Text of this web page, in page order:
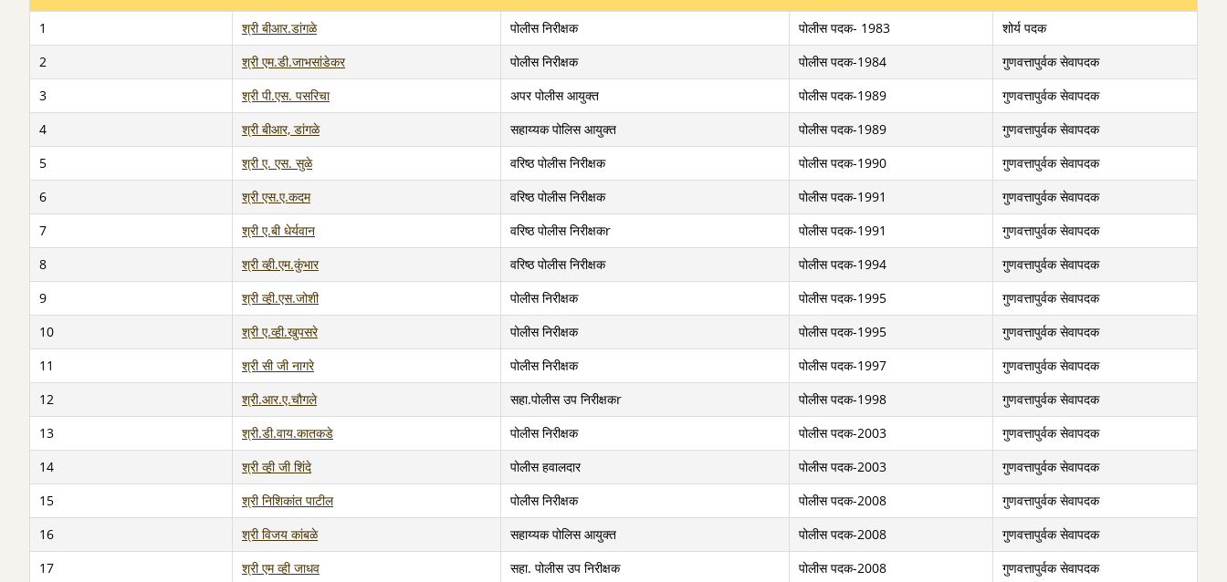
1 श्री बीआर.डांगळे पोलीस निरीक्षक पोलीस पदक- 1983
शोर्य पदक
2
श्री एम.डी.जाभसांडेकर पोलीस निरीक्षक पोलीस पदक-1984
गुणवत्तापुर्वक सेवापदक
3
श्री पी.एस. पसरिचा अपर पोलीस आयुक्त पोलीस पदक-1989
गुणवत्तापुर्वक सेवापदक
4
श्री बीआर, डांगळे सहाय्यक पोलिस आयुक्त पोलीस पदक-1989
गुणवत्तापुर्वक सेवापदक
5
श्री ए. एस. सुळे वरिष्ठ पोलीस निरीक्षक पोलीस पदक-1990
गुणवत्तापुर्वक सेवापदक
6
श्री एस.ए.कदम वरिष्ठ पोलीस निरीक्षक पोलीस पदक-1991
गुणवत्तापुर्वक सेवापदक
7
श्री ए.बी धेर्यवान वरिष्ठ पोलीस निरीक्षकr पोलीस पदक-1991
गुणवत्तापुर्वक सेवापदक
8
श्री व्ही.एम.कुंभार वरिष्ठ पोलीस निरीक्षक पोलीस पदक-1994
गुणवत्तापुर्वक सेवापदक
9
श्री व्ही.एस.जोशी पोलीस निरीक्षक पोलीस पदक-1995
गुणवत्तापुर्वक सेवापदक
10
श्री ए.व्ही.खुपसरे पोलीस निरीक्षक पोलीस पदक-1995
गुणवत्तापुर्वक सेवापदक
11
श्री सी जी नागरे पोलीस निरीक्षक पोलीस पदक-1997
गुणवत्तापुर्वक सेवापदक
12
श्री.आर.ए.चौगले सहा.पोलीस उप निरीक्षकr पोलीस पदक-1998
गुणवत्तापुर्वक सेवापदक
13
श्री.डी.वाय.कातकडे पोलीस निरीक्षक पोलीस पदक-2003
गुणवत्तापुर्वक सेवापदक
14
श्री व्ही जी शिंदे पोलीस हवालदार पोलीस पदक-2003
गुणवत्तापुर्वक सेवापदक
15
श्री निशिकांत पाटील पोलीस निरीक्षक पोलीस पदक-2008
गुणवत्तापुर्वक सेवापदक
16
श्री विजय कांबळे सहाय्यक पोलिस आयुक्त पोलीस पदक-2008
गुणवत्तापुर्वक सेवापदक
17
श्री एम व्ही जाधव सहा. पोलीस उप निरीक्षक पोलीस पदक-2008
गुणवत्तापुर्वक सेवापदक